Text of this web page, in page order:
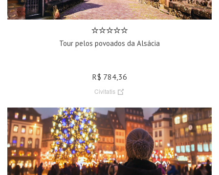
Tour pelos povoados da Alsácia
R$ 784,36
Civitatis